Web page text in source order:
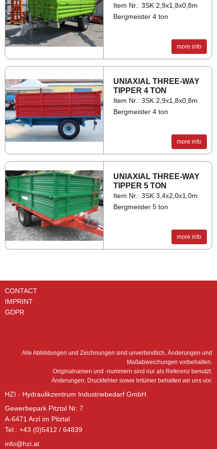
Item Nr.: 3SK 2,9x1,8x0,8m
Bergmeister 4 ton
more info
UNI­AXIAL THREE-WAY
TIP­PER 4 TON
Item Nr.: 3SK 2,9x1,8x0,8m
Bergmeister 4 ton
more info
UNI­AXIAL THREE-WAY
TIP­PER 5 TON
Item Nr.: 3SK 3,4x2,0x1,0m
Bergmeister 5 ton
more info
CONTACT
IMPRINT
GDPR
Alle Abbildungen und Zeichnungen sind unverbindlich, Änderungen und
Maßabweichungen vorbehalten.
Originalnamen und -nummern sind nur als Referenz benutzt.
Änderungen, Druckfehler sowie Irrtümer behalten wir uns vor.
HZI - Hydraulikzentrum Industriebedarf GmbH
Gewerbepark Pitztal Nr. 7
A-6471 Arzl im Pitztal
Tel.: +43 (0)5412 / 64839
info@hzi.at